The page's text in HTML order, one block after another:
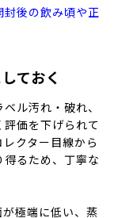
後の飲み頃や正
ておく
ル汚れ・破れ、
価を下げられて
クター目線から
るため、丁寧な
極端に低い、蒸